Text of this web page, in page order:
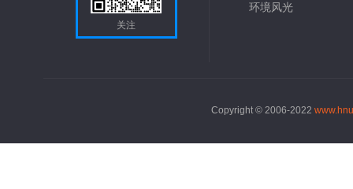
关注
环境风光
Copyright © 2006-2022